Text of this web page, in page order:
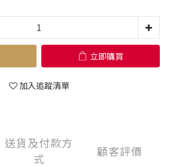
立即購買
加入追蹤清單
送貨及付款方
式
顧客評價